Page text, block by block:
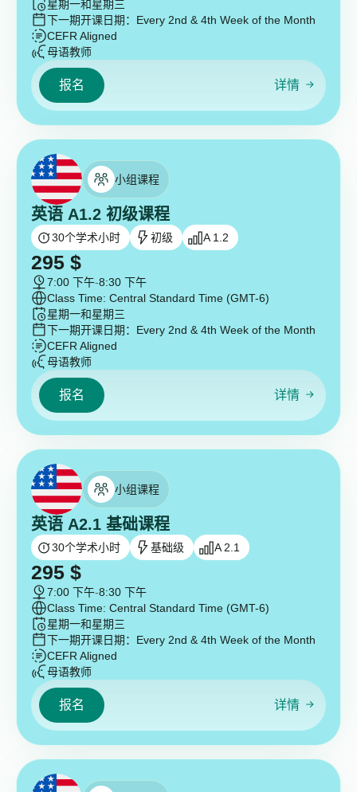
星期一和星期三
下一期开课日期： Every 2nd & 4th Week of the Month
CEFR Aligned
母语教师
报名 详情
小组课程
英语 A1.2 初级课程
30个学术小时 初级 A 1.2
295 $
7:00 下午-8:30 下午
Class Time: Central Standard Time (GMT-6)
星期一和星期三
下一期开课日期： Every 2nd & 4th Week of the Month
CEFR Aligned
母语教师
报名 详情
小组课程
英语 A2.1 基础课程
30个学术小时 基础级 A 2.1
295 $
7:00 下午-8:30 下午
Class Time: Central Standard Time (GMT-6)
星期一和星期三
下一期开课日期： Every 2nd & 4th Week of the Month
CEFR Aligned
母语教师
报名 详情